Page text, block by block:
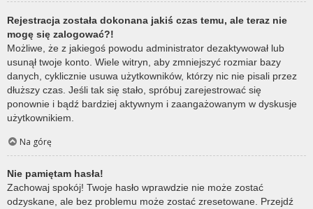
Rejestracja została dokonana jakiś czas temu, ale teraz nie
mogę się zalogować?!
Możliwe, że z jakiegoś powodu administrator dezaktywował lub
usunął twoje konto. Wiele witryn, aby zmniejszyć rozmiar bazy
danych, cyklicznie usuwa użytkowników, którzy nic nie pisali przez
dłuższy czas. Jeśli tak się stało, spróbuj zarejestrować się
ponownie i bądź bardziej aktywnym i zaangażowanym w dyskusje
użytkownikiem.
Na górę
Nie pamiętam hasła!
Zachowaj spokój! Twoje hasło wprawdzie nie może zostać
odzyskane, ale bez problemu może zostać zresetowane. Przejdź